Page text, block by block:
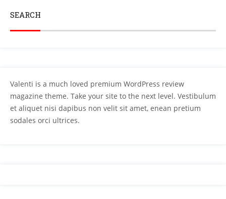
SEARCH
Valenti is a much loved premium WordPress review
magazine theme. Take your site to the next level. Vestibulum
et aliquet nisi dapibus non velit sit amet, enean pretium
sodales orci ultrices.